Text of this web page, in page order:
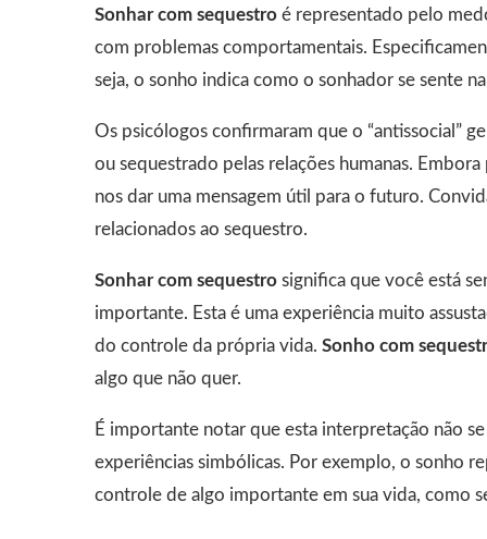
Sonhar com sequestro é representado pelo
com problemas comportamentais.
seja, o sonho indica como o sonhador se sente
Os psicólogos confirmaram que o “antissocial”
ou sequestrado pelas relações humanas.
nos dar uma mensagem útil para o futuro.
relacionados ao sequestro.
Sonhar com sequestro significa que você está
importante. Esta é uma experiência muito
do controle da própria vida. Sonho com
algo que não quer.
É importante notar que esta interpretação não
experiências simbólicas. Por exemplo, o sonho
controle de algo importante em sua vida, como